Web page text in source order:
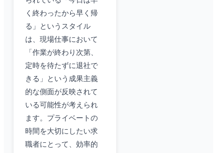
く終わったから早く帰
る」というスタイル
は、現場仕事において
「作業が終わり次第、
定時を待たずに退社で
きる」という成果主義
的な側面が反映されて
いる可能性が考えられ
ます。プライベートの
時間を大切にしたい求
職者にとって、効率的